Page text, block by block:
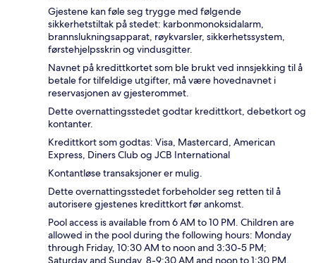
Gjestene kan føle seg trygge med følgende
sikkerhetstiltak på stedet: karbonmonoksidalarm,
brannslukningsapparat, røykvarsler, sikkerhetssystem,
førstehjelpsskrin og vindusgitter.
Navnet på kredittkortet som ble brukt ved innsjekking til å
betale for tilfeldige utgifter, må være hovednavnet i
reservasjonen av gjesterommet.
Dette overnattingsstedet godtar kredittkort, debetkort og
kontanter.
Kredittkort som godtas: Visa, Mastercard, American
Express, Diners Club og JCB International
Kontantløse transaksjoner er mulig.
Dette overnattingsstedet forbeholder seg retten til å
autorisere gjestenes kredittkort før ankomst.
Pool access is available from 6 AM to 10 PM. Children are
allowed in the pool during the following hours: Monday
through Friday, 10:30 AM to noon and 3:30-5 PM;
Saturday and Sunday, 8-9:30 AM and noon to 1:30 PM.